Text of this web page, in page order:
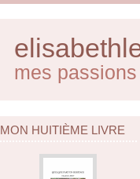
mes passions
MON HUITIÈME LIVRE